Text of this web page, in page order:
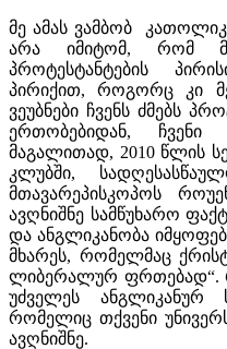
მე ამას ვამბობ
არა იმიტომ, რომ
პროტესტანტების
პირიქით, როგორც კი
ვეუბნები ჩვენს ძმებს
ერთობებიდან, ჩვენი
მაგალითად, 2010 წლის
კლუბში,
მთავარეპისკოპოს
ავღნიშნე სამწუხარო
და ანგლიკანობა
მხარეს, რომელმაც
ლიბერალურ ფრთებად“.
უძველეს ანგლიკანურ
რომელიც თქვენი
ავღნიშნე.